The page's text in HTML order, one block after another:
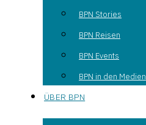
BPN Stories
BPN Reisen
BPN Events
BPN in den Medien
ÜBER BPN